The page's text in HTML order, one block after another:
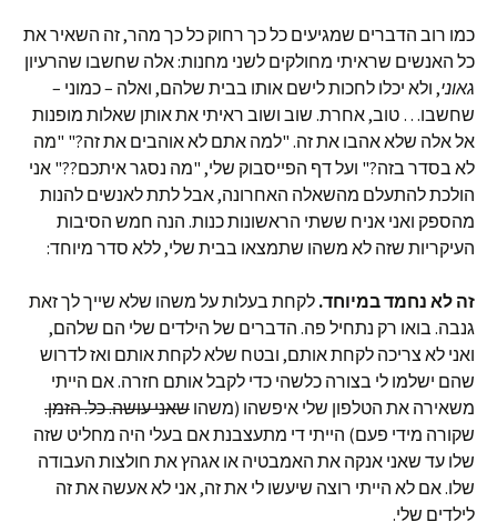
כמו רוב הדברים שמגיעים כל כך רחוק כל כך מהר, זה השאיר את
כל האנשים שראיתי מחולקים לשני מחנות: אלה שחשבו שהרעיון
גאוני, ולא יכלו לחכות לישם אותו בבית שלהם, ואלה – כמוני –
שחשבו… טוב, אחרת. שוב ושוב ראיתי את אותן שאלות מופנות
אל אלה שלא אהבו את זה. "למה אתם לא אוהבים את זה?" "מה
לא בסדר בזה?" ועל דף הפייסבוק שלי, "מה נסגר איתכם??" אני
הולכת להתעלם מהשאלה האחרונה, אבל לתת לאנשים להנות
מהספק ואני אניח ששתי הראשונות כנות. הנה חמש הסיבות
העיקריות שזה לא משהו שתמצאו בבית שלי, ללא סדר מיוחד:
זה לא נחמד במיוחד. לקחת בעלות על משהו שלא שייך לך זאת
גנבה. בואו רק נתחיל פה. הדברים של הילדים שלי הם שלהם,
ואני לא צריכה לקחת אותם, ובטח שלא לקחת אותם ואז לדרוש
שהם ישלמו לי בצורה כלשהי כדי לקבל אותם חזרה. אם הייתי
משאירה את הטלפון שלי איפשהו (משהו שאני עושה. כל. הזמן.
שקורה מידי פעם) הייתי די מתעצבנת אם בעלי היה מחליט שזה
שלו עד שאני אנקה את האמבטיה או אגהץ את חולצות העבודה
שלו. אם לא הייתי רוצה שיעשו לי את זה, אני לא אעשה את זה
לילדים שלי.